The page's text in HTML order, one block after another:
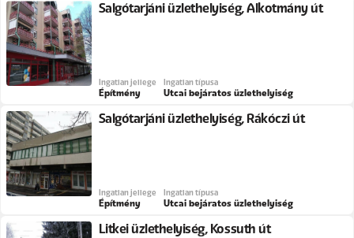
Salgótarjáni üzlethelyiség, Alkotmány út
Ingatlan jellege
Építmény
Ingatlan típusa
Utcai bejáratos üzlethelyiség
Salgótarjáni üzlethelyiség, Rákóczi út
Ingatlan jellege
Építmény
Ingatlan típusa
Utcai bejáratos üzlethelyiség
Litkei üzlethelyiség, Kossuth út